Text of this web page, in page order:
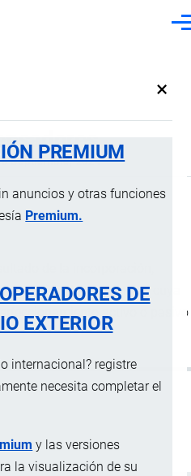
×
PREMIUM
anuncios y otras funciones
Premium.
DE
EXTERIOR
internacional? registre
necesita completar el
y las versiones
la visualización de su
Septiembre, 2024
de la incorporación,
de mercancías cuya
activo o pasivo